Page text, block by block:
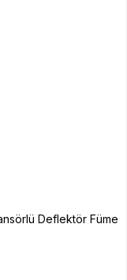
Deflektör Füme